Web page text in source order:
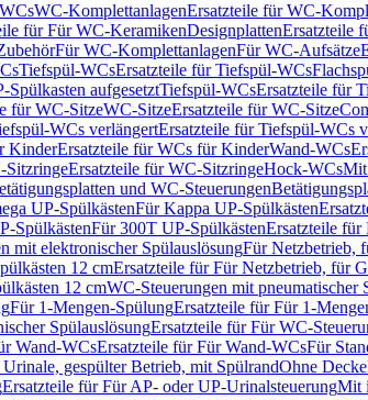
WC-KomplettanlagenErsatzteile für WC-
für Für WC-KeramikenDesignplattenErsatzteile
Für WC-KomplettanlagenFür WC-Aufsätze
Tiefspül-WCsErsatzteile für Tiefspül-WCs
aufgesetztTiefspül-WCsErsatzteile für
für WC-SitzeWC-SitzeErsatzteile für WC-Sitze
WCs verlängertErsatzteile für Tiefspül-WCs
KinderErsatzteile für WCs für KinderWand-WCs
SitzringeErsatzteile für WC-SitzringeHock-WCsMit
und WC-Steuerungen
UP-SpülkästenFür Kappa UP-Spülkästen
SpülkästenFür 300T UP-SpülkästenErsatzteile für
mit elektronischer SpülauslösungFür Netzbetrieb,
12 cmErsatzteile für Für Netzbetrieb, für
12 cmWC-Steuerungen mit pneumatischer
Für 1-Mengen-SpülungErsatzteile für Für 1-
SpülauslösungErsatzteile für Für WC-
Wand-WCsErsatzteile für Für Wand-WCsFür
gespülter Betrieb, mit SpülrandOhne
Ersatzteile für Für AP- oder UP-UrinalsteuerungMit